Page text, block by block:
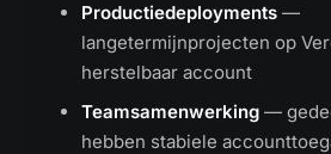
Productiedeployments —
langetermijnprojecten op
herstelbaar account
Teamsamenwerking —
hebben stabiele